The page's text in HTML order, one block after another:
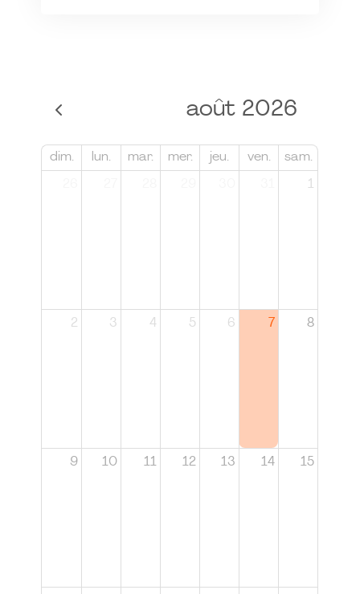
août 2026
dim. lun. mar. mer. jeu. ven. sam.
1
2 3 4 5 6 7 8
9 10 11 12 13 14 15